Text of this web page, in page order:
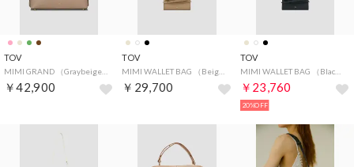
TOV
￥42,900
TOV
￥29,700
TOV
MIMI WALLET BAG （Black）
￥23,760
20%OFF